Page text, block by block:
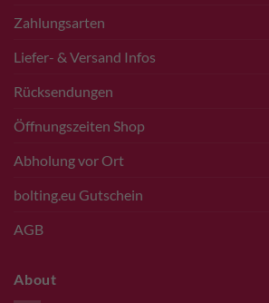
Zahlungsarten
Liefer- & Versand Infos
Rücksendungen
Öffnungszeiten Shop
Abholung vor Ort
bolting.eu Gutschein
AGB
About